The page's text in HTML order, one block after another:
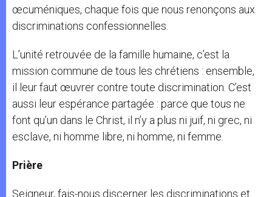
œcuméniques, chaque fois que nous renonçons aux
discriminations confessionnelles.
L’unité retrouvée de la famille humaine, c’est la
mission commune de tous les chrétiens : ensemble,
il leur faut œuvrer contre toute discrimination. C’est
aussi leur espérance partagée : parce que tous ne
font qu’un dans le Christ, il n’y a plus ni juif, ni grec, ni
esclave, ni homme libre, ni homme, ni femme.
Prière
Seigneur, fais-nous discerner les discriminations et